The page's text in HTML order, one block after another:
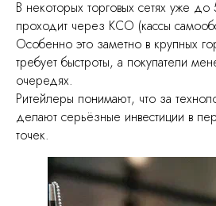
В некоторых торговых сетях уже до
проходит через КСО (кассы
Особенно это заметно в крупных
требует быстроты, а покупатели
очередях.
Ритейлеры понимают, что за
делают серьёзные инвестиции в
точек.